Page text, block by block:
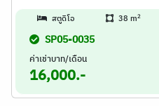
สตูดิโอ 38 m2
SP05-0035
ค่าเช่าบาท/เดือน
16,000.-